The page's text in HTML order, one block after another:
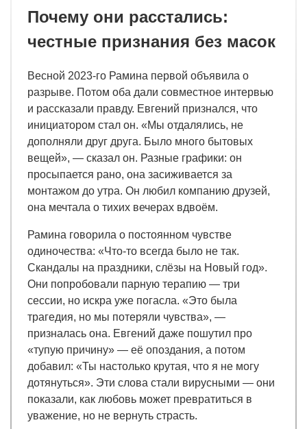
Почему они расстались:
честные признания без масок
Весной 2023-го Рамина первой объявила о
разрыве. Потом оба дали совместное интервью
и рассказали правду. Евгений признался, что
инициатором стал он. «Мы отдалялись, не
дополняли друг друга. Было много бытовых
вещей», — сказал он. Разные графики: он
просыпается рано, она засиживается за
монтажом до утра. Он любил компанию друзей,
она мечтала о тихих вечерах вдвоём.
Рамина говорила о постоянном чувстве
одиночества: «Что-то всегда было не так.
Скандалы на праздники, слёзы на Новый год».
Они попробовали парную терапию — три
сессии, но искра уже погасла. «Это была
трагедия, но мы потеряли чувства», —
призналась она. Евгений даже пошутил про
«тупую причину» — её опоздания, а потом
добавил: «Ты настолько крутая, что я не могу
дотянуться». Эти слова стали вирусными — они
показали, как любовь может превратиться в
уважение, но не вернуть страсть.